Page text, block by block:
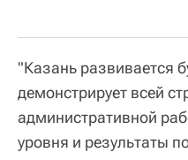
"Казань развивается
демонстрирует всей
административной
уровня и результаты